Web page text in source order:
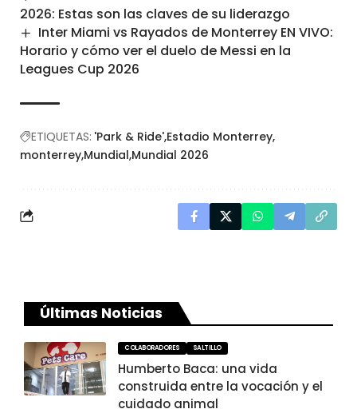
2026: Estas son las claves de su liderazgo
Inter Miami vs Rayados de Monterrey EN VIVO:
Horario y cómo ver el duelo de Messi en la
Leagues Cup 2026
ETIQUETAS: 'Park & Ride' Estadio Monterrey
monterrey Mundial Mundial 2026
Últimas Noticias
COLABORADORES SALTILLO
Humberto Baca: una vida
construida entre la vocación y el
cuidado animal